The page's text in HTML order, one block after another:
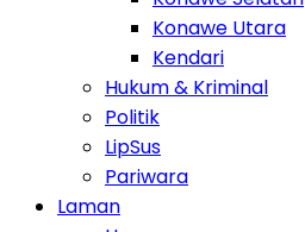
Konawe Utara
Kendari
Hukum & Kriminal
Politik
LipSus
Pariwara
Laman